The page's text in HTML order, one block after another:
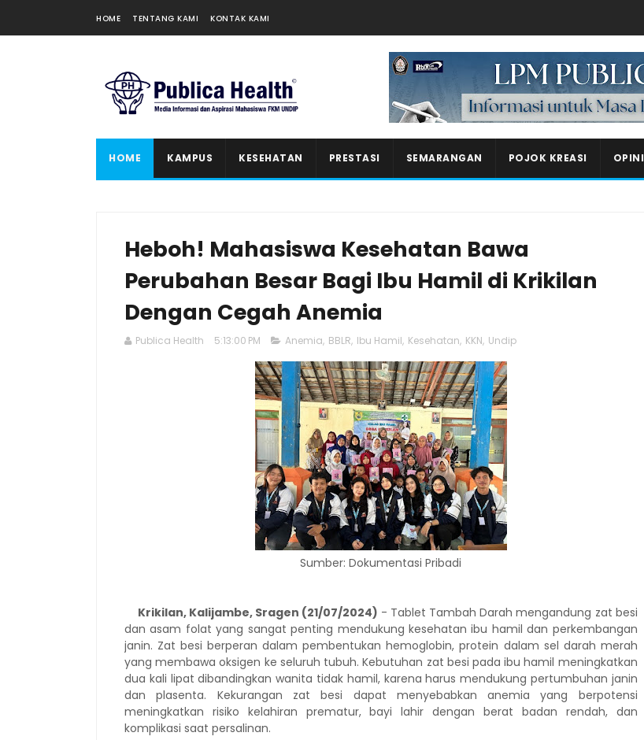
HOME TENTANG KAMI KONTAK KAMI
Masukkan iklan disini!
HOME KAMPUS KESEHATAN PRESTASI SEMARANGAN POJOK KREASI OPINI
Heboh! Mahasiswa Kesehatan Bawa
Perubahan Besar Bagi Ibu Hamil di Krikilan
Dengan Cegah Anemia
Publica Health 5:13:00 PM Anemia, BBLR, Ibu Hamil, Kesehatan, KKN, Undip
Sumber: Dokumentasi Pribadi
Krikilan, Kalijambe, Sragen (21/07/2024) - Tablet Tambah Darah mengandung zat besi
dan asam folat yang sangat penting mendukung kesehatan ibu hamil dan perkembangan
janin. Zat besi berperan dalam pembentukan hemoglobin, protein dalam sel darah merah
yang membawa oksigen ke seluruh tubuh. Kebutuhan zat besi pada ibu hamil meningkatkan
dua kali lipat dibandingkan wanita tidak hamil, karena harus mendukung pertumbuhan janin
dan plasenta. Kekurangan zat besi dapat menyebabkan anemia yang berpotensi
meningkatkan risiko kelahiran prematur, bayi lahir dengan berat badan rendah, dan
komplikasi saat persalinan.